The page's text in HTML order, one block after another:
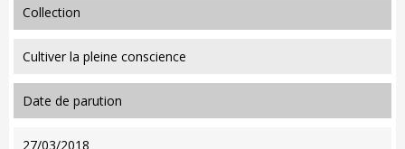
collection
Cultiver la pleine conscience
date de parution
27/03/2018